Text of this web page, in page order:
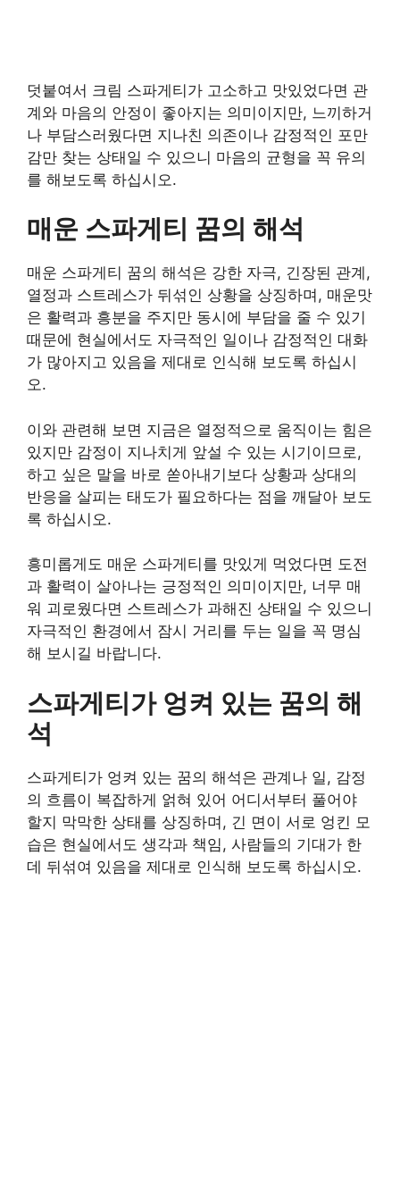
덧붙여서 크림 스파게티가 고소하고 맛있었다면 관
계와 마음의 안정이 좋아지는 의미이지만, 느끼하거
나 부담스러웠다면 지나친 의존이나 감정적인 포만
감만 찾는 상태일 수 있으니 마음의 균형을 꼭 유의
를 해보도록 하십시오.
매운 스파게티 꿈의 해석
매운 스파게티 꿈의 해석은 강한 자극, 긴장된 관계,
열정과 스트레스가 뒤섞인 상황을 상징하며, 매운맛
은 활력과 흥분을 주지만 동시에 부담을 줄 수 있기
때문에 현실에서도 자극적인 일이나 감정적인 대화
가 많아지고 있음을 제대로 인식해 보도록 하십시
오.
이와 관련해 보면 지금은 열정적으로 움직이는 힘은
있지만 감정이 지나치게 앞설 수 있는 시기이므로,
하고 싶은 말을 바로 쏟아내기보다 상황과 상대의
반응을 살피는 태도가 필요하다는 점을 깨달아 보도
록 하십시오.
흥미롭게도 매운 스파게티를 맛있게 먹었다면 도전
과 활력이 살아나는 긍정적인 의미이지만, 너무 매
워 괴로웠다면 스트레스가 과해진 상태일 수 있으니
자극적인 환경에서 잠시 거리를 두는 일을 꼭 명심
해 보시길 바랍니다.
스파게티가 엉켜 있는 꿈의 해
석
스파게티가 엉켜 있는 꿈의 해석은 관계나 일, 감정
의 흐름이 복잡하게 얽혀 있어 어디서부터 풀어야
할지 막막한 상태를 상징하며, 긴 면이 서로 엉킨 모
습은 현실에서도 생각과 책임, 사람들의 기대가 한
데 뒤섞여 있음을 제대로 인식해 보도록 하십시오.